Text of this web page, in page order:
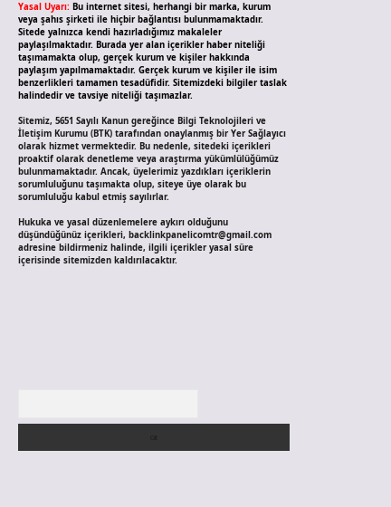
Yasal Uyarı: Bu internet sitesi, herhangi bir marka, kurum
veya şahıs şirketi ile hiçbir bağlantısı bulunmamaktadır.
Sitede yalnızca kendi hazırladığımız makaleler
paylaşılmaktadır. Burada yer alan içerikler haber niteliği
taşımamakta olup, gerçek kurum ve kişiler hakkında
paylaşım yapılmamaktadır. Gerçek kurum ve kişiler ile isim
benzerlikleri tamamen tesadüfidir. Sitemizdeki bilgiler taslak
halindedir ve tavsiye niteliği taşımazlar.
Sitemiz, 5651 Sayılı Kanun gereğince Bilgi Teknolojileri ve
İletişim Kurumu (BTK) tarafından onaylanmış bir Yer Sağlayıcı
olarak hizmet vermektedir. Bu nedenle, sitedeki içerikleri
proaktif olarak denetleme veya araştırma yükümlülüğümüz
bulunmamaktadır. Ancak, üyelerimiz yazdıkları içeriklerin
sorumluluğunu taşımakta olup, siteye üye olarak bu
sorumluluğu kabul etmiş sayılırlar.
Hukuka ve yasal düzenlemelere aykırı olduğunu
düşündüğünüz içerikleri, backlinkpanelicomtr@gmail.com
adresine bildirmeniz halinde, ilgili içerikler yasal süre
içerisinde sitemizden kaldırılacaktır.